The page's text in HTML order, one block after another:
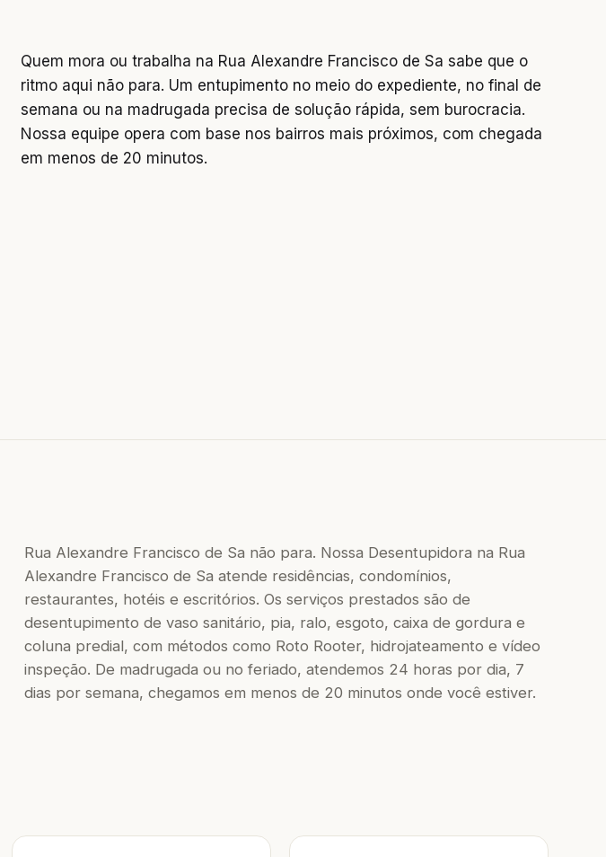
Quem mora ou trabalha na Rua Alexandre Francisco de Sa sabe que o
ritmo aqui não para. Um entupimento no meio do expediente, no final de
semana ou na madrugada precisa de solução rápida, sem burocracia.
Nossa equipe opera com base nos bairros mais próximos, com chegada
em menos de 20 minutos.
Rua Alexandre Francisco de Sa não para. Nossa Desentupidora na Rua
Alexandre Francisco de Sa atende residências, condomínios,
restaurantes, hotéis e escritórios. Os serviços prestados são de
desentupimento de vaso sanitário, pia, ralo, esgoto, caixa de gordura e
coluna predial, com métodos como Roto Rooter, hidrojateamento e vídeo
inspeção. De madrugada ou no feriado, atendemos 24 horas por dia, 7
dias por semana, chegamos em menos de 20 minutos onde você estiver.